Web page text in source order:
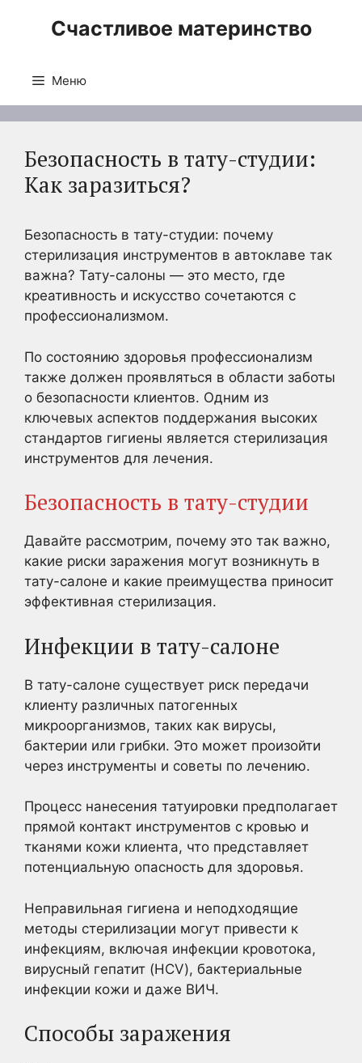
Счастливое материнство
Меню
Безопасность в тату-студии:
Как заразиться?
Безопасность в тату-студии: почему
стерилизация инструментов в автоклаве так
важна? Тату-салоны — это место, где
креативность и искусство сочетаются с
профессионализмом.
По состоянию здоровья профессионализм
также должен проявляться в области заботы
о безопасности клиентов. Одним из
ключевых аспектов поддержания высоких
стандартов гигиены является стерилизация
инструментов для лечения.
Безопасность в тату-студии
Давайте рассмотрим, почему это так важно,
какие риски заражения могут возникнуть в
тату-салоне и какие преимущества приносит
эффективная стерилизация.
Инфекции в тату-салоне
В тату-салоне существует риск передачи
клиенту различных патогенных
микроорганизмов, таких как вирусы,
бактерии или грибки. Это может произойти
через инструменты и советы по лечению.
Процесс нанесения татуировки предполагает
прямой контакт инструментов с кровью и
тканями кожи клиента, что представляет
потенциальную опасность для здоровья.
Неправильная гигиена и неподходящие
методы стерилизации могут привести к
инфекциям, включая инфекции кровотока,
вирусный гепатит (HCV), бактериальные
инфекции кожи и даже ВИЧ.
Способы заражения